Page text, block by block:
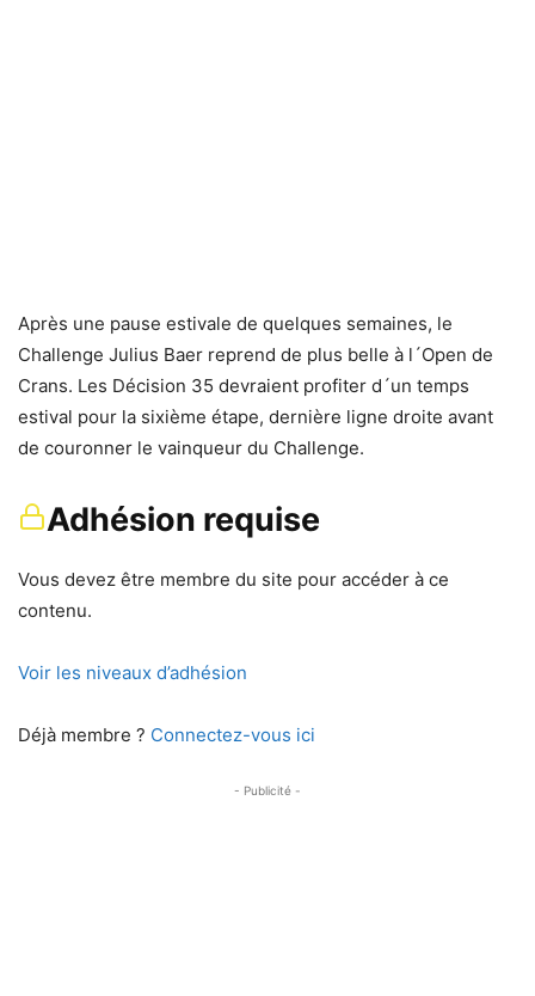
Après une pause estivale de quelques semaines, le
Challenge Julius Baer reprend de plus belle à l´Open de
Crans. Les Décision 35 devraient profiter d´un temps
estival pour la sixième étape, dernière ligne droite avant
de couronner le vainqueur du Challenge.
Adhésion requise
Vous devez être membre du site pour accéder à ce
contenu.
Voir les niveaux d’adhésion
Déjà membre ? Connectez-vous ici
- Publicité -